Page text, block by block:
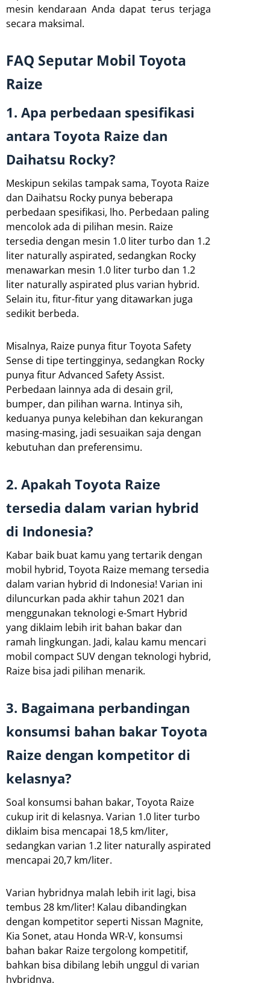
mesin kendaraan Anda dapat terus terjaga
secara maksimal.
FAQ Seputar Mobil Toyota
Raize
1. Apa perbedaan spesifikasi
antara Toyota Raize dan
Daihatsu Rocky?
Meskipun sekilas tampak sama, Toyota Raize
dan Daihatsu Rocky punya beberapa
perbedaan spesifikasi, lho. Perbedaan paling
mencolok ada di pilihan mesin. Raize
tersedia dengan mesin 1.0 liter turbo dan 1.2
liter naturally aspirated, sedangkan Rocky
menawarkan mesin 1.0 liter turbo dan 1.2
liter naturally aspirated plus varian hybrid.
Selain itu, fitur-fitur yang ditawarkan juga
sedikit berbeda.
Misalnya, Raize punya fitur Toyota Safety
Sense di tipe tertingginya, sedangkan Rocky
punya fitur Advanced Safety Assist.
Perbedaan lainnya ada di desain gril,
bumper, dan pilihan warna. Intinya sih,
keduanya punya kelebihan dan kekurangan
masing-masing, jadi sesuaikan saja dengan
kebutuhan dan preferensimu.
2. Apakah Toyota Raize
tersedia dalam varian hybrid
di Indonesia?
Kabar baik buat kamu yang tertarik dengan
mobil hybrid, Toyota Raize memang tersedia
dalam varian hybrid di Indonesia! Varian ini
diluncurkan pada akhir tahun 2021 dan
menggunakan teknologi e-Smart Hybrid
yang diklaim lebih irit bahan bakar dan
ramah lingkungan. Jadi, kalau kamu mencari
mobil compact SUV dengan teknologi hybrid,
Raize bisa jadi pilihan menarik.
3. Bagaimana perbandingan
konsumsi bahan bakar Toyota
Raize dengan kompetitor di
kelasnya?
Soal konsumsi bahan bakar, Toyota Raize
cukup irit di kelasnya. Varian 1.0 liter turbo
diklaim bisa mencapai 18,5 km/liter,
sedangkan varian 1.2 liter naturally aspirated
mencapai 20,7 km/liter.
Varian hybridnya malah lebih irit lagi, bisa
tembus 28 km/liter! Kalau dibandingkan
dengan kompetitor seperti Nissan Magnite,
Kia Sonet, atau Honda WR-V, konsumsi
bahan bakar Raize tergolong kompetitif,
bahkan bisa dibilang lebih unggul di varian
hybridnya.